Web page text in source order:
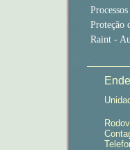
Proteção
Raint -